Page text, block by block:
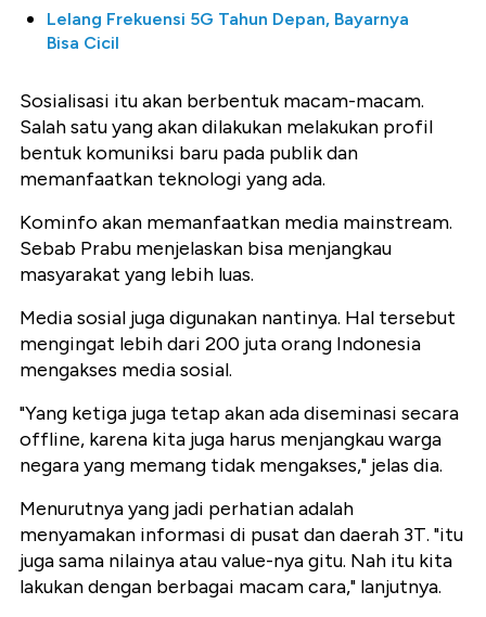
Lelang Frekuensi 5G Tahun Depan, Bayarnya
Bisa Cicil
Sosialisasi itu akan berbentuk macam-macam.
Salah satu yang akan dilakukan melakukan profil
bentuk komuniksi baru pada publik dan
memanfaatkan teknologi yang ada.
Kominfo akan memanfaatkan media mainstream.
Sebab Prabu menjelaskan bisa menjangkau
masyarakat yang lebih luas.
Media sosial juga digunakan nantinya. Hal tersebut
mengingat lebih dari 200 juta orang Indonesia
mengakses media sosial.
"Yang ketiga juga tetap akan ada diseminasi secara
offline, karena kita juga harus menjangkau warga
negara yang memang tidak mengakses," jelas dia.
Menurutnya yang jadi perhatian adalah
menyamakan informasi di pusat dan daerah 3T. "itu
juga sama nilainya atau value-nya gitu. Nah itu kita
lakukan dengan berbagai macam cara," lanjutnya.